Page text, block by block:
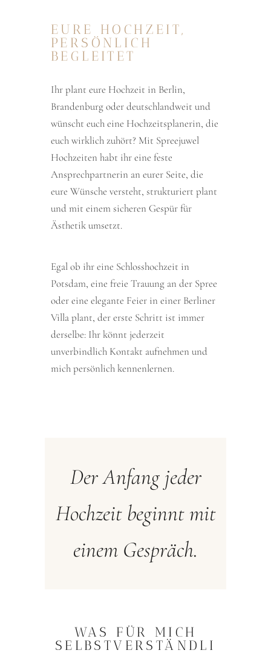
EURE HOCHZEIT,
PERSÖNLICH
BEGLEITET
Ihr plant eure Hochzeit in Berlin,
Brandenburg oder deutschlandweit und
wünscht euch eine Hochzeitsplanerin, die
euch wirklich zuhört? Mit Spreejuwel
Hochzeiten habt ihr eine feste
Ansprechpartnerin an eurer Seite, die
eure Wünsche versteht, strukturiert plant
und mit einem sicheren Gespür für
Ästhetik umsetzt.
Egal ob ihr eine Schlosshochzeit in
Potsdam, eine freie Trauung an der Spree
oder eine elegante Feier in einer Berliner
Villa plant, der erste Schritt ist immer
derselbe: Ihr könnt jederzeit
unverbindlich Kontakt aufnehmen und
mich persönlich kennenlernen.
Der Anfang jeder
Hochzeit beginnt mit
einem Gespräch.
WAS FÜR MICH
SELBSTVERSTÄNDLI